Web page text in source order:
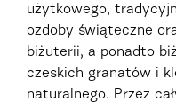
użytkowego,
ozdoby świąteczne
biżuterii, a ponadto
czeskich granatów i
naturalnego. Przez